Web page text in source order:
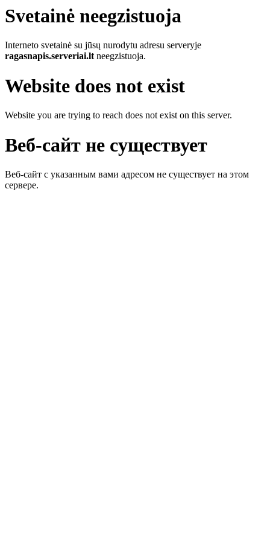
Svetainė neegzistuoja
Interneto svetainė su jūsų nurodytu adresu serveryje
ragasnapis.serveriai.ltneegzistuoja.
Website does not exist
Website you are trying to reach does not exist on this server.
Веб-сайт не существует
Веб-сайт с указанным вами адресом не существует на этом
сервере.